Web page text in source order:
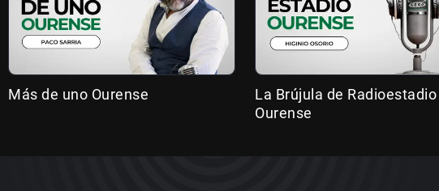
Más de uno Ourense
La Brújula de Radioestadio
Ourense